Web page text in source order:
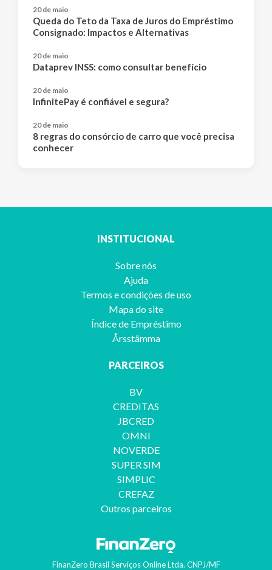
20 de maio
Queda do Teto da Taxa de Juros do Empréstimo
Consignado: Impactos e Alternativas
20 de maio
Dataprev INSS: como consultar benefício
20 de maio
InfinitePay é confiável e segura?
20 de maio
8 regras do consórcio de carro que você precisa
conhecer
INSTITUCIONAL
Sobre nós
Ajuda
Termos e condições de uso
Mapa do site
Índice de Empréstimo
Årsstämma
PARCEIROS
BV
CREDITAS
JBCRED
OMNI
NOVERDE
SUPER SIM
SIMPLIC
CREFAZ
Outros parceiros
FinanZero Brasil Serviços Online Ltda. CNPJ/MF